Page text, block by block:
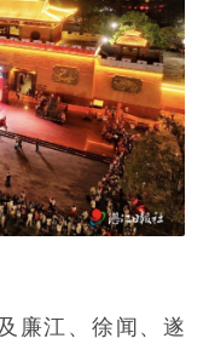
廉江、徐闻、遂